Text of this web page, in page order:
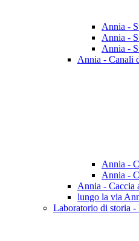
Annia -
Annia -
Annia -
Annia - Canali
Annia -
Annia -
Annia - Caccia
lungo la via
Laboratorio di storia